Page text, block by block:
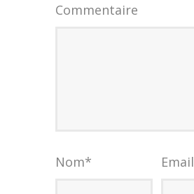
Commentaire
Nom* Email